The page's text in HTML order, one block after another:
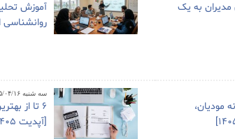
به یک
آموزش
روانشناسی
مودیان،
سه شنبه ۱۴۰۵/۰۴/۱۶
6 تا از
[آپدیت 1405]